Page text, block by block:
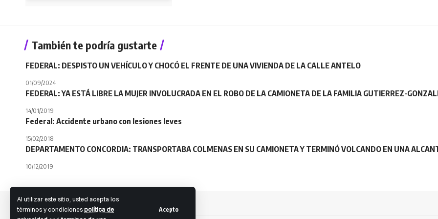
Al utilizar este sitio, usted acepta los
términos y condicionespolítica de
Acepto
También te podría gustarte
FEDERAL: DESPISTO UN VEHÍCULO Y CHOCÓ EL FRENTE DE UNA VIVIENDA DE LA CALLE ANTELO
01/09/2024
FEDERAL: YA ESTÁ LIBRE LA MUJER INVOLUCRADA EN EL ROBO DE LA CAMIONETA DE LA FAMILIA GUTIERREZ-
14/01/2019
Federal: Accidente urbano con lesiones leves
15/02/2018
DEPARTAMENTO CONCORDIA: TRANSPORTABA COLMENAS EN SU CAMIONETA Y TERMINÓ VOLCANDO EN UNA
10/12/2019